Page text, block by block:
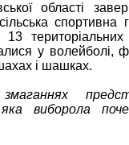
області
спортивна
13
у волейболі,
і шашках.
яка виборола